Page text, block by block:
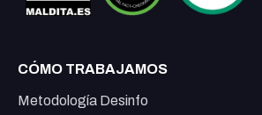
CÓMO TRABAJAMOS
Metodología Desinfo